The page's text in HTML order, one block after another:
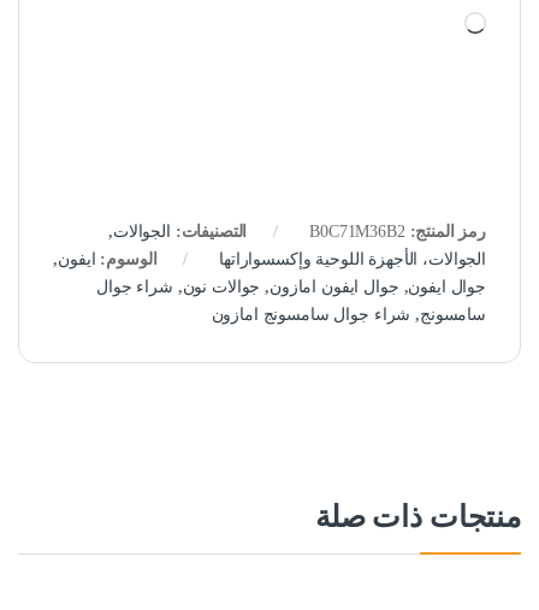
جاري التحميل…
رمز المنتج:B0C71M36B2 التصنيفات: الجوالات,
الجوالات، الأجهزة اللوحية وإكسسواراتها
الوسوم: ايفون,
جوال ايفون, جوال ايفون امازون, جوالات نون, شراء جوال
سامسونج, شراء جوال سامسونج امازون
منتجات ذات صلة